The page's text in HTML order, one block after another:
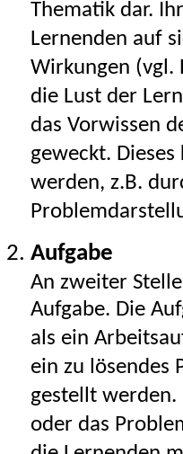
Thematik dar.
Lernenden auf
Wirkungen (vgl.
die Lust der
das Vorwissen
geweckt.
werden, z.B.
Aufgabe
An zweiter
Aufgabe. Die
als ein
ein zu lösendes
gestellt werden.
oder das